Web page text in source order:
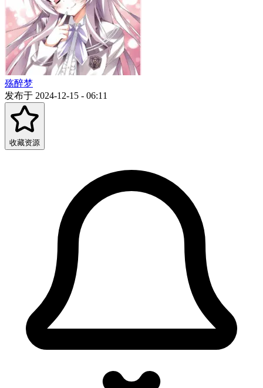
殇醉梦
发布于 2024-12-15 - 06:11
收藏资源